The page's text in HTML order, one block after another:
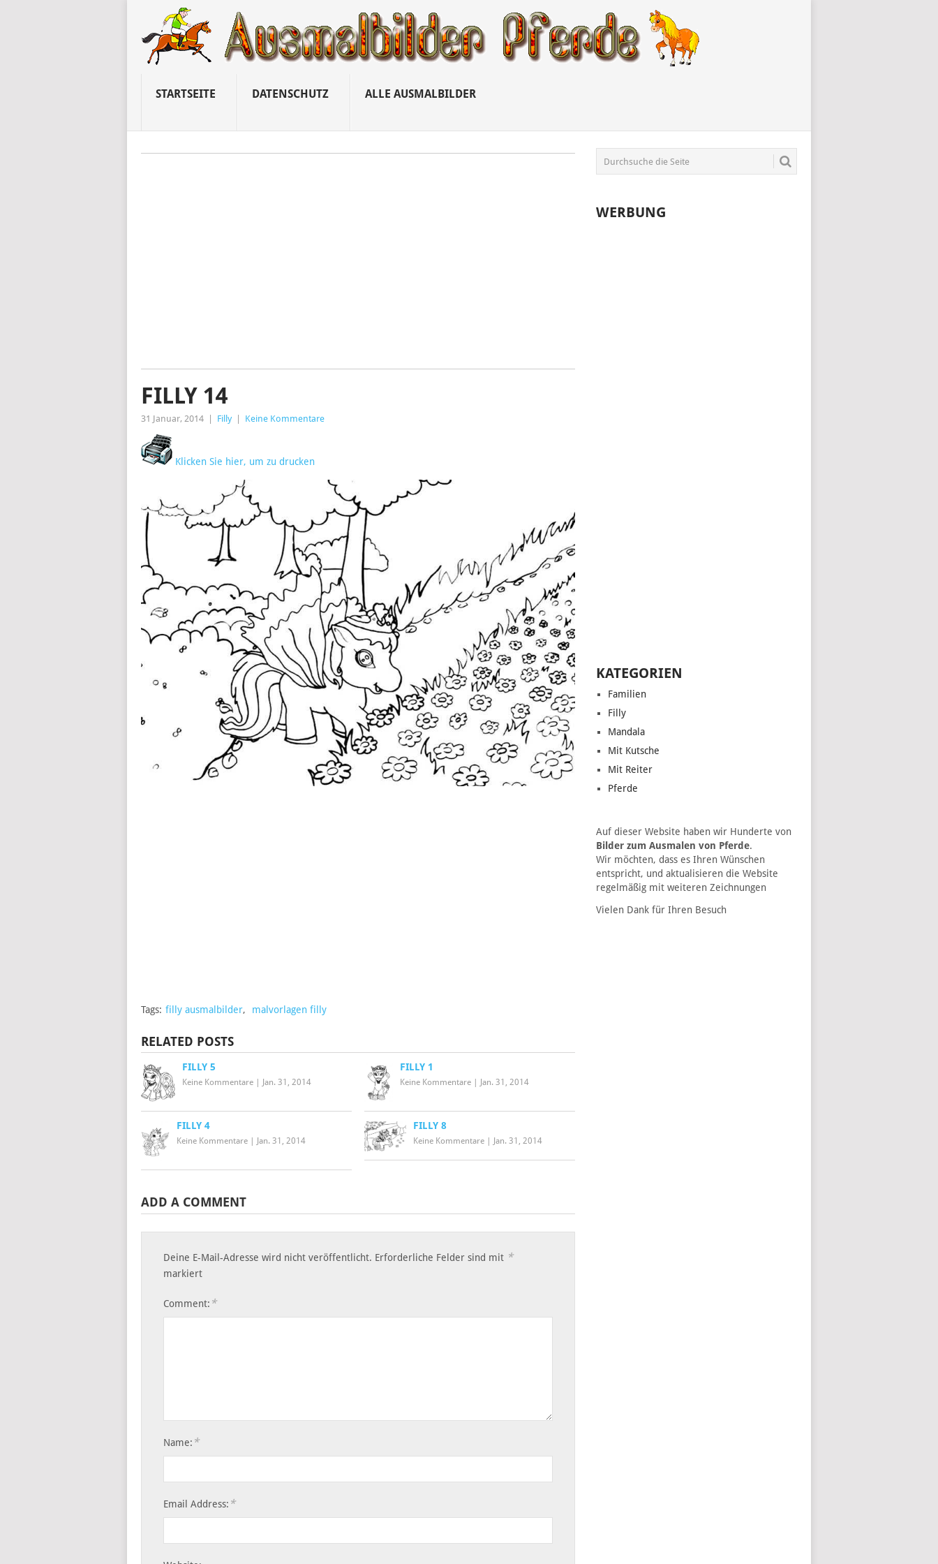
STARTSEITE DATENSCHUTZ ALLE AUSMALBILDER
FILLY 14
31 Januar, 2014 Filly Keine Kommentare
Klicken Sie hier, um zu drucken
Tags: filly ausmalbilder, malvorlagen filly
RELATED POSTS
FILLY 5
Keine Kommentare Jan. 31, 2014
FILLY 1
Keine Kommentare Jan. 31, 2014
FILLY 4
Keine Kommentare | Jan. 31, 2014
FILLY 8
Keine Kommentare Jan. 31, 2014
ADD A COMMENT
Deine E-Mail-Adresse wird nicht veröffentlicht. Erforderliche Felder sind mit *
markiert
Comment: *
Name: *
Email Address: *
WERBUNG
KATEGORIEN
Familien
Filly
Mandala
Mit Kutsche
Mit Reiter
Pferde
Auf dieser Website haben wir Hunderte von
Bilder zum Ausmalen von Pferde.
Wir möchten, dass es Ihren Wünschen
entspricht, und aktualisieren die Website
regelmäßig mit weiteren Zeichnungen
Vielen Dank für Ihren Besuch